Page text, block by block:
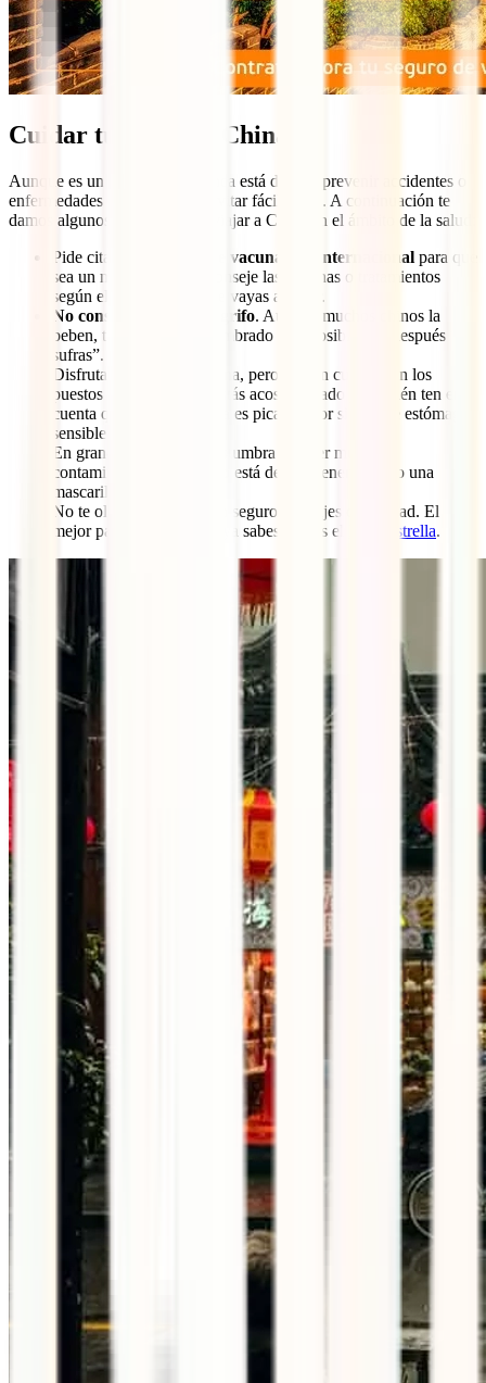
Cuidar tu salud en China
Aunque es un país seguro, nunca está de más prevenir accidentes o
enfermedades que se pueden evitar fácilmente. A continuación te
damos algunos consejos para viajar a China en el ámbito de la salud:
Pide cita en un
centro de vacunación internacional para que
sea un médico que te aconseje las vacunas o tratamientos
según el tipo de viaje que vayas a hacer.
No consumas agua del grifo. Aunque muchos chinos la
beben, tú no estás acostumbrado y es posible que después “lo
sufras”.
Disfruta de la comida china, pero ve con cuidado en los
puestos callejeros si no estás acostumbrado y también ten en
cuenta que mucha comida es picante, por si eres de estómago
sensible.
En grandes ciudades acostumbra a haber mucha
contaminación, así que no está de más tener a mano una
mascarilla.
No te olvides de llevar un seguro de viajes de calidad. El
mejor para esta aventura ya sabes que es el
IATI Estrella.